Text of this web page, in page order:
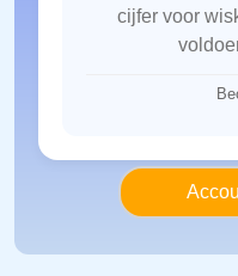
cijfer voor